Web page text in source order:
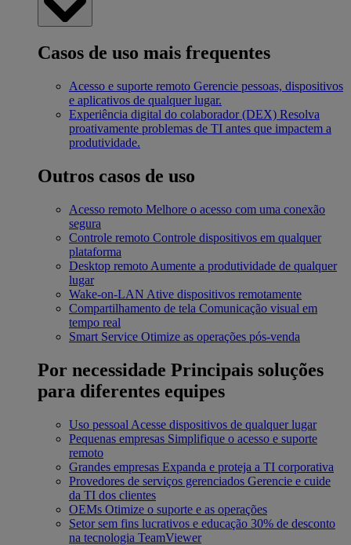
Casos de uso mais frequentes
Acesso e suporte remoto Gerencie pessoas, dispositivos
e aplicativos de qualquer lugar.
Experiência digital do colaborador (DEX) Resolva
proativamente problemas de TI antes que impactem a
produtividade.
Outros casos de uso
Acesso remoto Melhore o acesso com uma conexão
segura
Controle remoto Controle dispositivos em qualquer
plataforma
Desktop remoto Aumente a produtividade de qualquer
lugar
Wake-on-LAN Ative dispositivos remotamente
Compartilhamento de tela Comunicação visual em
tempo real
Smart Service Otimize as operações pós-venda
Por necessidade Principais soluções
para diferentes equipes
Uso pessoal Acesse dispositivos de qualquer lugar
Pequenas empresas Simplifique o acesso e suporte
remoto
Grandes empresas Expanda e proteja a TI corporativa
Provedores de serviços gerenciados Gerencie e cuide
da TI dos clientes
OEMs Otimize o suporte e as operações
Setor sem fins lucrativos e educação 30% de desconto
na tecnologia TeamViewer